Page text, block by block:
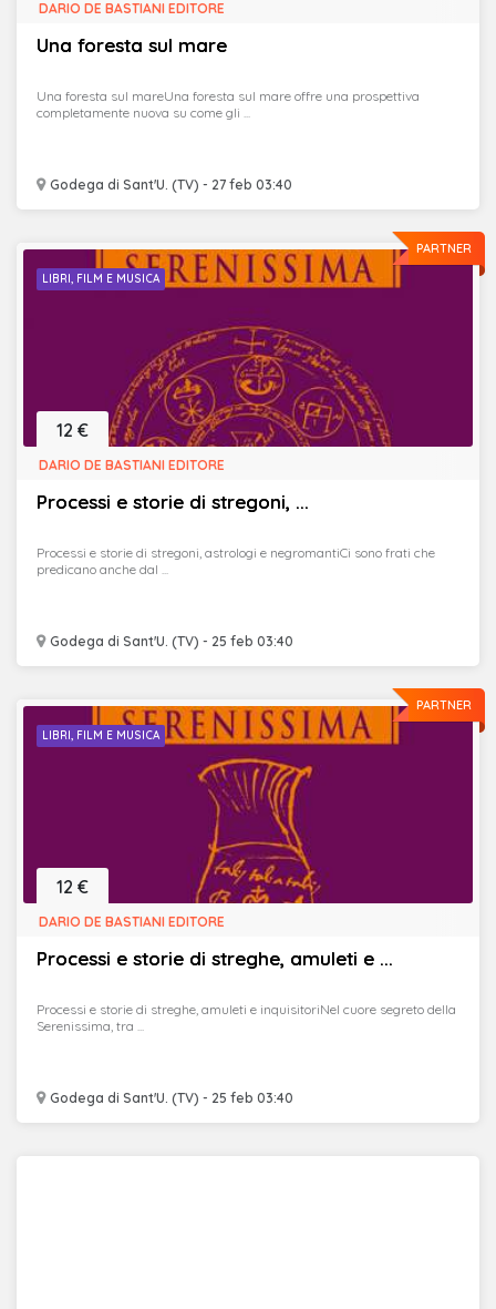
Una foresta sul mare
Godega di Sant'U. (TV) - 27 feb 03:40
DARIO DE BASTIANI EDITORE
Una foresta sul mareUna foresta sul mare offre una prospettiva
completamente nuova su come gli ...
PARTNER
LIBRI, FILM E MUSICA
Processi e storie di stregoni, ...
Godega di Sant'U. (TV) - 25 feb 03:40
12 €
DARIO DE BASTIANI EDITORE
Processi e storie di stregoni, astrologi e negromantiCi sono frati che
predicano anche dal ...
PARTNER
LIBRI, FILM E MUSICA
Processi e storie di streghe, amuleti e ...
Godega di Sant'U. (TV) - 25 feb 03:40
12 €
DARIO DE BASTIANI EDITORE
Processi e storie di streghe, amuleti e inquisitoriNel cuore segreto della
Serenissima, tra ...